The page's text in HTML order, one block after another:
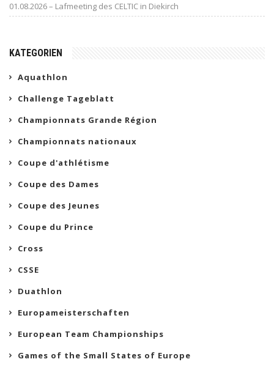
01.08.2026 – Lafmeeting des CELTIC in Diekirch
KATEGORIEN
Aquathlon
Challenge Tageblatt
Championnats Grande Région
Championnats nationaux
Coupe d'athlétisme
Coupe des Dames
Coupe des Jeunes
Coupe du Prince
Cross
CSSE
Duathlon
Europameisterschaften
European Team Championships
Games of the Small States of Europe